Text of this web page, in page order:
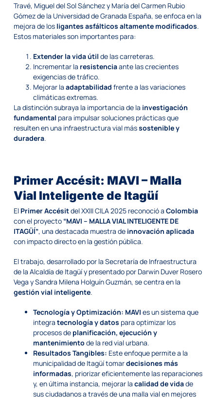
Travé, Miguel del Sol Sánchez y María del Carmen Rubio
Gómez de la Universidad de Granada España, se enfoca en la
mejora de los ligantes asfálticos altamente modificados.
Estos materiales son importantes para:
Extender la vida útil de las carreteras.
Incrementar la resistenciaante las crecientes
exigencias de tráfico.
Mejorar la adaptabilidad frente a las variaciones
climáticas extremas.
La distinción subraya la importancia de la investigación
fundamental para impulsar soluciones prácticas que
resulten en una infraestructura vial mássostenible y
duradera.
Primer Accésit: MAVI – Malla
Vial Inteligente de Itagüí
El Primer Accésitdel XXIII CILA 2025 reconoció a Colombia
con el proyecto “MAVI – MALLA VIAL INTELIGENTE DE
ITAGÜÍ”, una destacada muestra de innovación aplicada
con impacto directo en la gestión pública.
El trabajo, desarrollado por la Secretaría de Infraestructura
de la Alcaldía de Itagüí y presentado por Darwin Duver Rosero
Vega y Sandra Milena Holguín Guzmán, se centra en la
gestión vial inteligente.
Tecnología y Optimización: MAVI es un sistema que
integra tecnología y datos para optimizar los
procesos de planificación, ejecución y
mantenimiento de la red vial urbana.
Resultados Tangibles: Este enfoque permite a la
municipalidad de Itagüí tomardecisiones más
informadas, priorizar eficientemente las reparaciones
y, en última instancia, mejorar la calidad de vidade
sus ciudadanos a través de una malla vial en mejores